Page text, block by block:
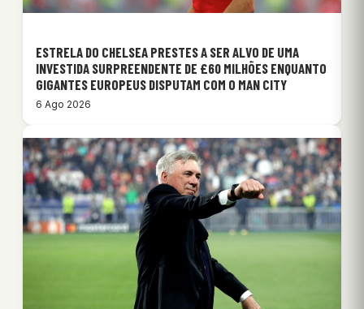
ESTRELA DO CHELSEA PRESTES A SER ALVO DE UMA
INVESTIDA SURPREENDENTE DE £60 MILHÕES ENQUANTO
GIGANTES EUROPEUS DISPUTAM COM O MAN CITY
6 Ago 2026